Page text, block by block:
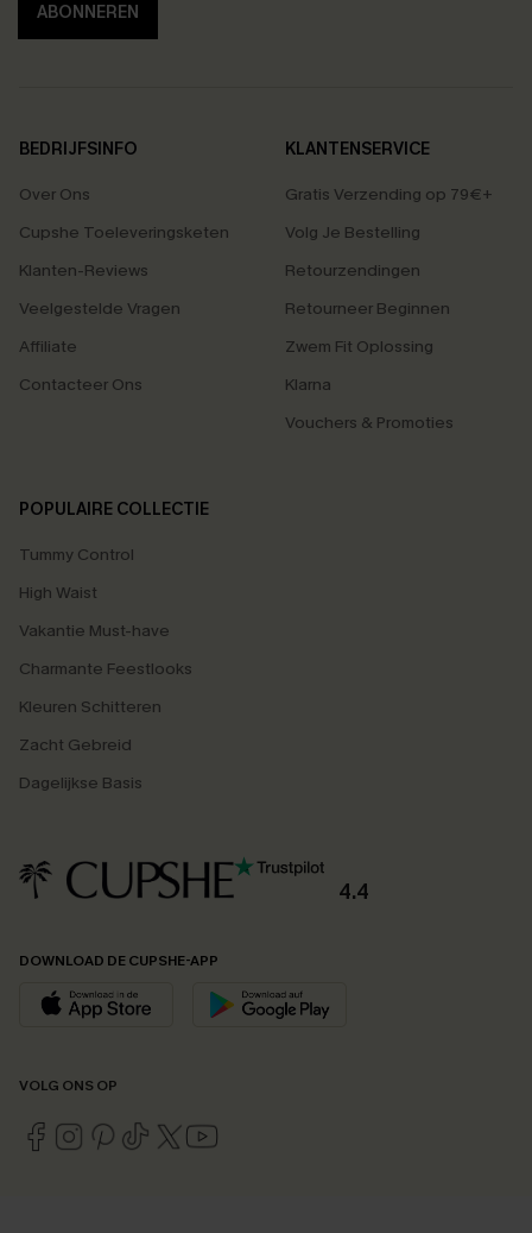
ABONNEREN
BEDRIJFSINFO
Over Ons
Cupshe Toeleveringsketen
Klanten-Reviews
Veelgestelde Vragen
Affiliate
Contacteer Ons
KLANTENSERVICE
Gratis Verzending op 79€+
Volg Je Bestelling
Retourzendingen
Retourneer Beginnen
Zwem Fit Oplossing
Klarna
Vouchers & Promoties
POPULAIRE COLLECTIE
Tummy Control
High Waist
Vakantie Must-have
Charmante Feestlooks
Kleuren Schitteren
Zacht Gebreid
Dagelijkse Basis
4.4
DOWNLOAD DE CUPSHE-APP
VOLG ONS OP